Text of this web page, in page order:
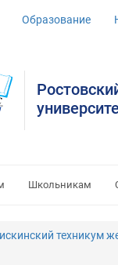
Образование
Школьникам
техникум